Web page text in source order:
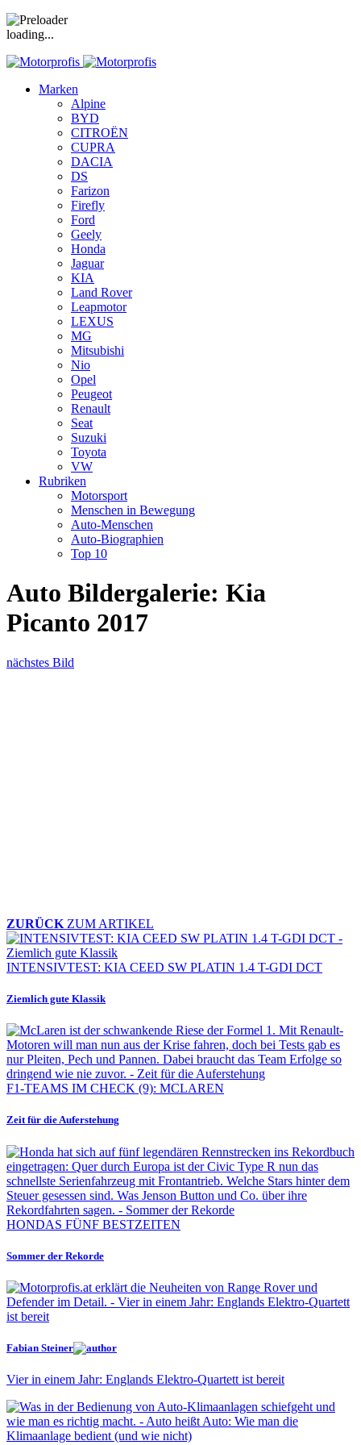
loading...
Marken
Alpine
BYD
CITROËN
CUPRA
DACIA
DS
Farizon
Firefly
Ford
Geely
Honda
Jaguar
KIA
Land Rover
Leapmotor
LEXUS
MG
Mitsubishi
Nio
Opel
Peugeot
Renault
Seat
Suzuki
Toyota
VW
Rubriken
Motorsport
Menschen in Bewegung
Auto-Menschen
Auto-Biographien
Top 10
Auto Bildergalerie: Kia
Picanto 2017
nächstes Bild
ZURÜCK ZUM ARTIKEL
INTENSIVTEST: KIA CEED SW PLATIN 1.4 T-GDI DCT
Ziemlich gute Klassik
F1-TEAMS IM CHECK (9): MCLAREN
Zeit für die Auferstehung
HONDAS FÜNF BESTZEITEN
Sommer der Rekorde
Fabian Steiner
Vier in einem Jahr: Englands Elektro-Quartett ist bereit